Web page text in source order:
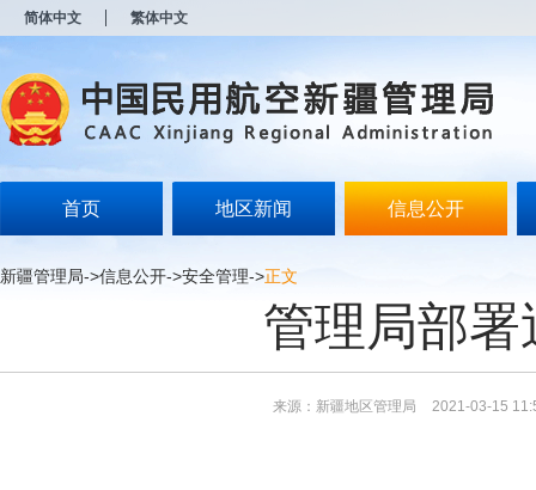
简体中文 繁体中文
首页 地区新闻 信息公开
新疆管理局->信息公开->安全管理->正文
管理局部
来源：新疆地区管理局 2021-03-15
开
无
障
说
按
Alt
键